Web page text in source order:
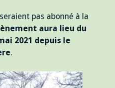
pas abonné à la
aura lieu du
2021 depuis le
.